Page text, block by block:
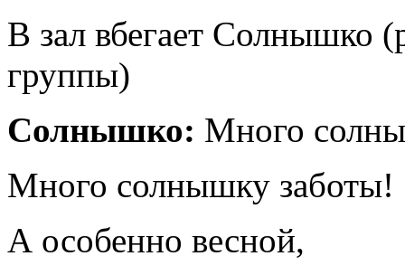
В зал вбегает Солнышко
группы)
Солнышко: Много
Много солнышку заботы!
А особенно весной,